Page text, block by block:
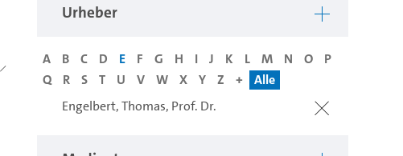
Urheber
A B C D E F G H I J K L M N O
P
Q
R S T U V W X Y Z +
Alle
Engelbert, Thomas, Prof. Dr.